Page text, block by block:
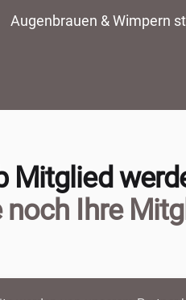
Augenbrauen & Wimpern
Mitglied
noch Ihre